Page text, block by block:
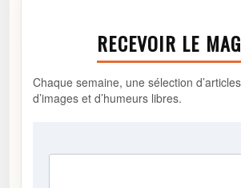
RECEVOIR LE
Chaque semaine, une sélection
d’images et d’humeurs libres.